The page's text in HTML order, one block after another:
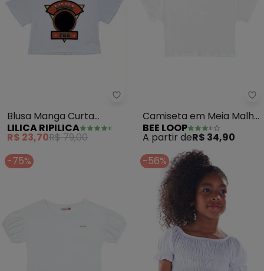
Lilica Ripilica - Blusa Manga
Blusa Manga Curta
Infantil Menina (Branco)
LILICA RIPILICA
R$ 23,70R$ 79,00
Camiseta em Meia Malha
(Branco)
BEE LOOP
A partir deR$ 34,90
-75%
-56%